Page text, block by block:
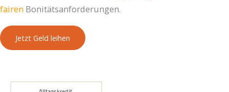
fairen Bonitätsanforderungen.
Jetzt Geld leihen